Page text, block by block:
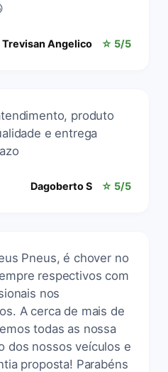
Trevisan Angelico ☆ 5/5
produto
e entrega
Dagoberto S ☆ 5/5
Pneus, é chover no
respectivos com
nos
A cerca de mais de
todas as nossa
dos nossos veículos e
proposta! Parabéns